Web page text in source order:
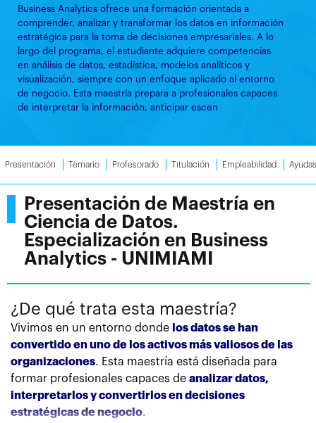
Business Analytics ofrece una formación orientada a
comprender, analizar y transformar los datos en información
estratégica para la toma de decisiones empresariales. A lo
largo del programa, el estudiante adquiere competencias
en análisis de datos, estadística, modelos analíticos y
visualización, siempre con un enfoque aplicado al entorno
de negocio. Esta maestría prepara a profesionales capaces
de interpretar la información, anticipar escen
Presentación Temario Profesorado Titulación Empleabilidad Ayudas
Presentación de Maestría en
Ciencia de Datos.
Especialización en Business
Analytics - UNIMIAMI
¿De qué trata esta maestría?
Vivimos en un entorno donde los datos se han
convertido en uno de los activos más valiosos de las
organizaciones. Esta maestría está diseñada para
formar profesionales capaces de analizar datos,
interpretarlos y convertirlos en decisiones
estratégicas de negocio.